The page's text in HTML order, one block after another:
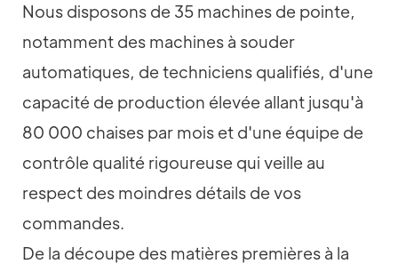
Nous disposons de 35 machines de pointe,
notamment des machines à souder
automatiques, de techniciens qualifiés, d'une
capacité de production élevée allant jusqu'à
80 000 chaises par mois et d'une équipe de
contrôle qualité rigoureuse qui veille au
respect des moindres détails de vos
commandes.
De la découpe des matières premières à la